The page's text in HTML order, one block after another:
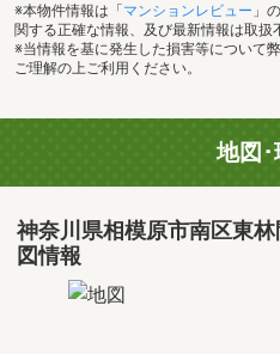
※本物件情報は「 マンションレビュー 」
関する正確な情報、及び最新情報は取扱
※当情報を基に発生した損害等について
ご理解の上ご利用ください。
地図･
神奈川県相模原市南区東
図情報